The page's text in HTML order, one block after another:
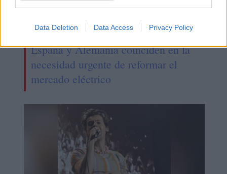
Data Deletion Data Access Privacy Policy
España y Alemania coinciden en la
necesidad urgente de reformar el
mercado eléctrico